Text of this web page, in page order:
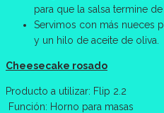
para que la salsa termine
Servimos con más nueces
y un hilo de aceite de oliva.
Cheesecake rosado
Producto a utilizar: Flip 2.2
Función: Horno para masas